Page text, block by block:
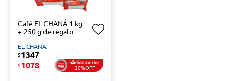
Café EL CHANÁ 1 kg
+ 250 g de regalo
EL CHANA
$1347
$1078 20%OFF